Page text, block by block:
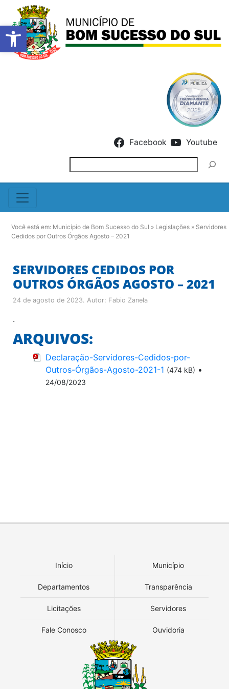
Barra de Ferramentas
Facebook Youtube
Você está em: Município de Bom Sucesso do Sul » Legislações » Servidores
Cedidos por Outros Órgãos Agosto – 2021
SERVIDORES CEDIDOS POR
OUTROS ÓRGÃOS AGOSTO – 2021
24 de agosto de 2023. Autor: Fabio Zanela
.
ARQUIVOS:
Declaração-Servidores-Cedidos-por-
Outros-Órgãos-Agosto-2021-1 (474 kB) •
24/08/2023
Início Município
Departamentos Transparência
Licitações Servidores
Fale Conosco Ouvidoria